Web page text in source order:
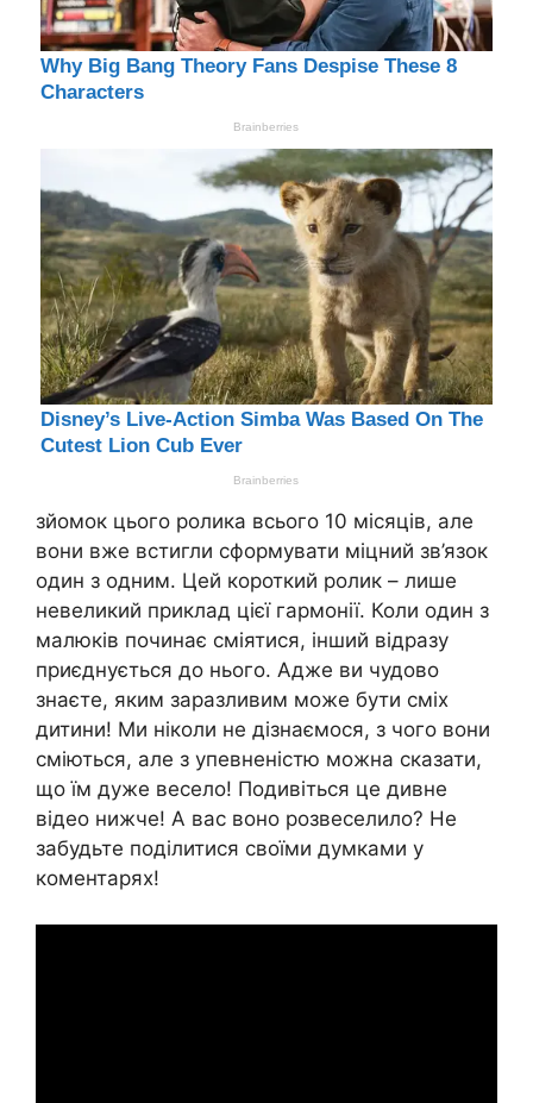
зйомок цього ролика всього 10 місяців, але
вони вже встигли сформувати міцний зв’язок
один з одним. Цей короткий ролик – лише
невеликий приклад цієї гармонії. Коли один з
малюків починає сміятися, інший відразу
приєднується до нього. Адже ви чудово
знаєте, яким заразливим може бути сміх
дитини! Ми ніколи не дізнаємося, з чого вони
сміються, але з упевненістю можна сказати,
що їм дуже весело! Подивіться це дивне
відео нижче! А вас воно розвеселило? Не
забудьте поділитися своїми думками у
коментарях!